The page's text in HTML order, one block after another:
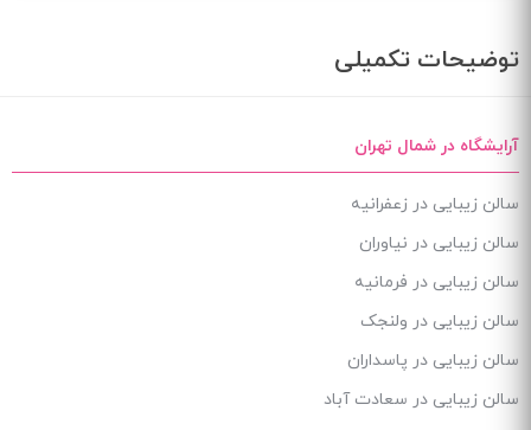
توضیحات تکمیلی
آرایشگاه در شمال تهران
سالن زیبایی در زعفرانیه
سالن زیبایی در نیاوران
سالن زیبایی در فرمانیه
سالن زیبایی در ولنجک
سالن زیبایی در پاسداران
سالن زیبایی در سعادت آباد